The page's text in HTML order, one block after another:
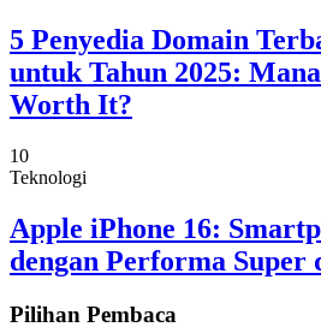
5 Penyedia Domain
untuk Tahun 2025:
Worth It?
10
Teknologi
Apple iPhone 16:
dengan Performa Super
Pilihan Pembaca